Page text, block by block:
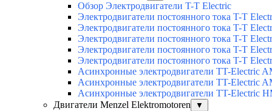
Обзор Электродвигатели T-T Electric
Электродвигатели постоянного тока T-T
Электродвигатели постоянного тока T-T
Электродвигатели постоянного тока T-T
Электродвигатели постоянного тока T-T
Электродвигатели постоянного тока T-T
Асинхронные электродвигатели TT-Electric
Асинхронные электродвигатели TT-Electric
Асинхронные электродвигатели TT-Electric
Двигатели Menzel Elektromotoren
▼